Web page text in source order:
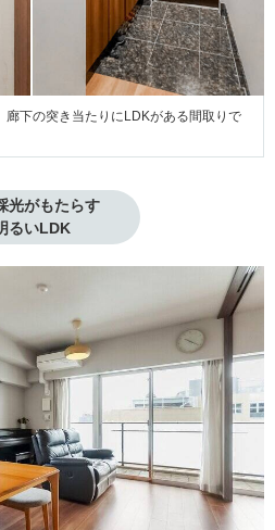
下の突き当たりにLDKがある間取りで
光がもたらす
るいLDK